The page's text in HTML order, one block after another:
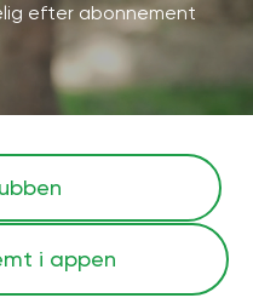
efter abonnement
i appen